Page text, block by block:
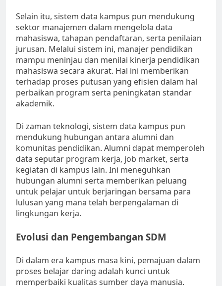
Selain itu, sistem data kampus pun mendukung
sektor manajemen dalam mengelola data
mahasiswa, tahapan pendaftaran, serta penilaian
jurusan. Melalui sistem ini, manajer pendidikan
mampu meninjau dan menilai kinerja pendidikan
mahasiswa secara akurat. Hal ini memberikan
terhadap proses putusan yang efisien dalam hal
perbaikan program serta peningkatan standar
akademik.
Di zaman teknologi, sistem data kampus pun
mendukung hubungan antara alumni dan
komunitas pendidikan. Alumni dapat memperoleh
data seputar program kerja, job market, serta
kegiatan di kampus lain. Ini meneguhkan
hubungan alumni serta memberikan peluang
untuk pelajar untuk berjaringan bersama para
lulusan yang mana telah berpengalaman di
lingkungan kerja.
Evolusi dan Pengembangan SDM
Di dalam era kampus masa kini, pemajuan dalam
proses belajar daring adalah kunci untuk
memperbaiki kualitas sumber daya manusia.